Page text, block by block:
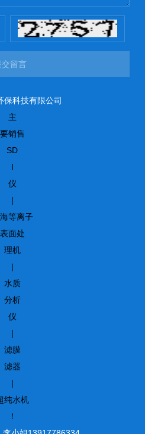
交留言
保科技有限公司
主
要销售
SD
I
仪
|
等离子
表面处
理机
|
水质
分析
仪
|
滤膜
滤器
|
纯水机
！